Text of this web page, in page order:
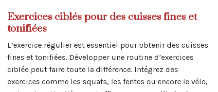
Exercices ciblés pour des cuisses fines et
tonifiées
L’exercice régulier est essentiel pour obtenir des cuisses
fines et tonifiées. Développer une routine d’exercices
ciblée peut faire toute la différence. Intégrez des
exercices comme les squats, les fentes ou encore le vélo,